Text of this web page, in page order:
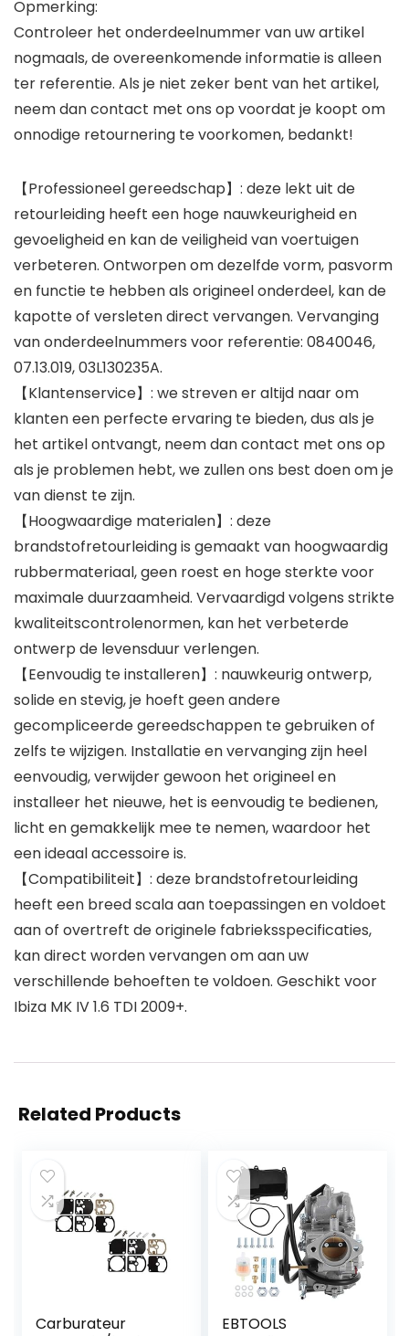
Opmerking:
Controleer het onderdeelnummer van uw artikel
nogmaals, de overeenkomende informatie is alleen
ter referentie. Als je niet zeker bent van het artikel,
neem dan contact met ons op voordat je koopt om
onnodige retournering te voorkomen, bedankt!
【Professioneel gereedschap】: deze lekt uit de
retourleiding heeft een hoge nauwkeurigheid en
gevoeligheid en kan de veiligheid van voertuigen
verbeteren. Ontworpen om dezelfde vorm, pasvorm
en functie te hebben als origineel onderdeel, kan de
kapotte of versleten direct vervangen. Vervanging
van onderdeelnummers voor referentie: 0840046,
07.13.019, 03L130235A.
【Klantenservice】: we streven er altijd naar om
klanten een perfecte ervaring te bieden, dus als je
het artikel ontvangt, neem dan contact met ons op
als je problemen hebt, we zullen ons best doen om je
van dienst te zijn.
【Hoogwaardige materialen】: deze
brandstofretourleiding is gemaakt van hoogwaardig
rubbermateriaal, geen roest en hoge sterkte voor
maximale duurzaamheid. Vervaardigd volgens strikte
kwaliteitscontrolenormen, kan het verbeterde
ontwerp de levensduur verlengen.
【Eenvoudig te installeren】: nauwkeurig ontwerp,
solide en stevig, je hoeft geen andere
gecompliceerde gereedschappen te gebruiken of
zelfs te wijzigen. Installatie en vervanging zijn heel
eenvoudig, verwijder gewoon het origineel en
installeer het nieuwe, het is eenvoudig te bedienen,
licht en gemakkelijk mee te nemen, waardoor het
een ideaal accessoire is.
【Compatibiliteit】: deze brandstofretourleiding
heeft een breed scala aan toepassingen en voldoet
aan of overtreft de originele fabrieksspecificaties,
kan direct worden vervangen om aan uw
verschillende behoeften te voldoen. Geschikt voor
Ibiza MK IV 1.6 TDI 2009+.
Related Products
Carburateur
EBTOOLS